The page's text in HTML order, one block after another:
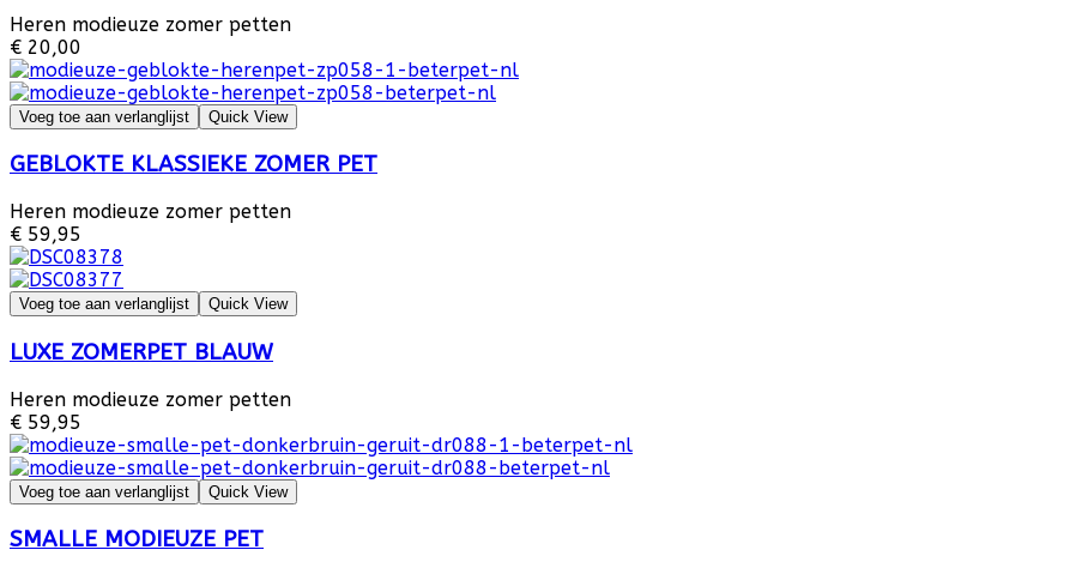
Heren modieuze zomer petten
€ 20,00
Voeg toe aan verlanglijst Quick View
GEBLOKTE KLASSIEKE ZOMER PET
Heren modieuze zomer petten
€ 59,95
Voeg toe aan verlanglijst Quick View
LUXE ZOMERPET BLAUW
Heren modieuze zomer petten
€ 59,95
Voeg toe aan verlanglijst Quick View
SMALLE MODIEUZE PET